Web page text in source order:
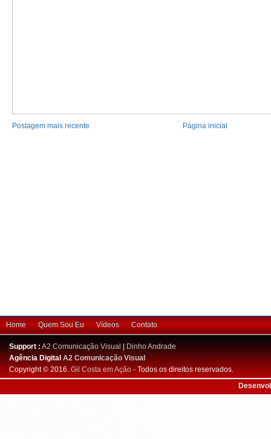
Postagem mais recente Página inicial
Home Quem Sou Eu Vídeos Contato
Support : A2 Comunicação Visual
Dinho Andrade
Agência DigitalA2 Comunicação Visual
Copyright © 2016. Gil Costa em Ação - Todos os direitos reservados.